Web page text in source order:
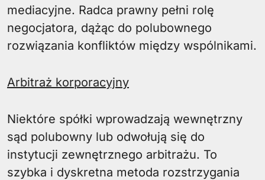
mediacyjne. Radca prawny pełni rolę
negocjatora, dążąc do polubownego
rozwiązania konfliktów między wspólnikami.
Arbitraż korporacyjny
Niektóre spółki wprowadzają wewnętrzny
sąd polubowny lub odwołują się do
instytucji zewnętrznego arbitrażu. To
szybka i dyskretna metoda rozstrzygania